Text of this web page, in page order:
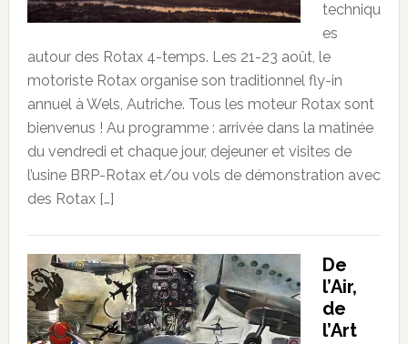
techniqu
es
autour des Rotax 4-temps. Les 21-23 août, le
motoriste Rotax organise son traditionnel fly-in
annuel à Wels, Autriche. Tous les moteur Rotax sont
bienvenus ! Au programme : arrivée dans la matinée
du vendredi et chaque jour, dejeuner et visites de
l’usine BRP-Rotax et/ou vols de démonstration avec
des Rotax […]
De
l’Air,
de
l’Art